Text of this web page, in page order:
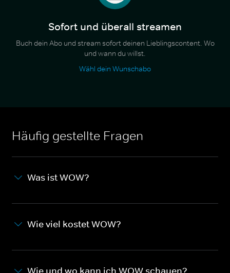
Sofort und überall streamen
Buch dein Abo und stream sofort deinen Lieblingscontent. Wo
und wann du willst.
Wähl dein Wunschabo
Häufig gestellte Fragen
Was ist WOW?
Wie viel kostet WOW?